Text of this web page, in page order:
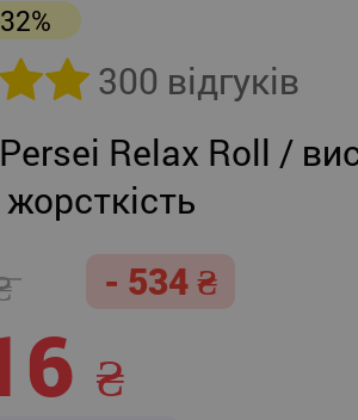
300 відгуків
Relax Roll /
- 534